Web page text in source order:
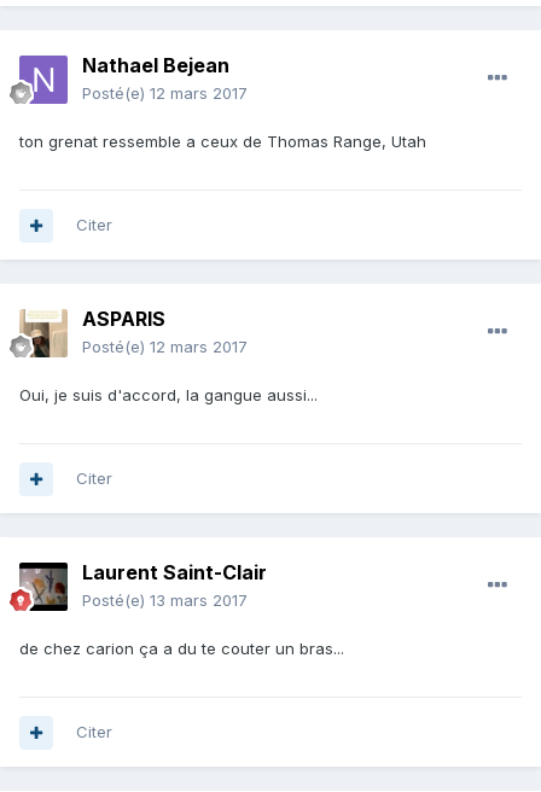
Nathael Bejean
Posté(e) 12 mars 2017
ton grenat ressemble a ceux de Thomas Range, Utah
Citer
ASPARIS
Posté(e) 12 mars 2017
Oui, je suis d'accord, la gangue aussi...
Citer
Laurent Saint-Clair
Posté(e) 13 mars 2017
de chez carion ça a du te couter un bras...
Citer